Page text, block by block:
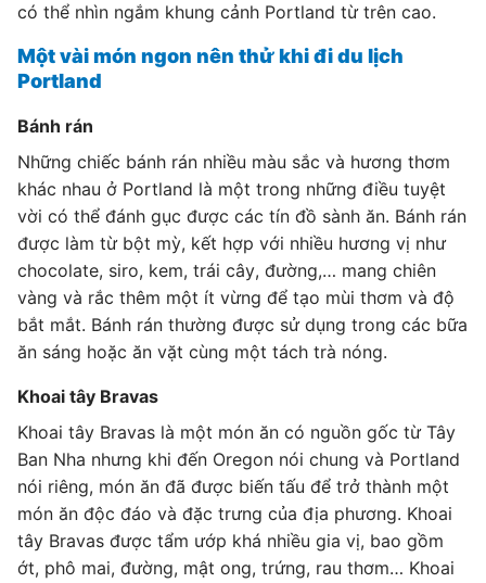
có thể nhìn ngắm khung cảnh Portland từ trên cao.
Một vài món ngon nên thử khi đi du lịch
Portland
Bánh rán
Những chiếc bánh rán nhiều màu sắc và hương thơm
khác nhau ở Portland là một trong những điều tuyệt
vời có thể đánh gục được các tín đồ sành ăn. Bánh rán
được làm từ bột mỳ, kết hợp với nhiều hương vị như
chocolate, siro, kem, trái cây, đường,… mang chiên
vàng và rắc thêm một ít vừng để tạo mùi thơm và độ
bắt mắt. Bánh rán thường được sử dụng trong các bữa
ăn sáng hoặc ăn vặt cùng một tách trà nóng.
Khoai tây Bravas
Khoai tây Bravas là một món ăn có nguồn gốc từ Tây
Ban Nha nhưng khi đến Oregon nói chung và Portland
nói riêng, món ăn đã được biến tấu để trở thành một
món ăn độc đáo và đặc trưng của địa phương. Khoai
tây Bravas được tẩm ướp khá nhiều gia vị, bao gồm
ớt, phô mai, đường, mật ong, trứng, rau thơm… Khoai